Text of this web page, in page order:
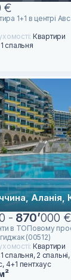
€
1+1 в центрі
Квартири
1 спальня
Аланія,
- 870’000 €
в ТОПовому
(00512)
Квартири
1 спальня, 2
4+1 пентхаус